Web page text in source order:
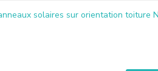
solaires sur orientation toiture